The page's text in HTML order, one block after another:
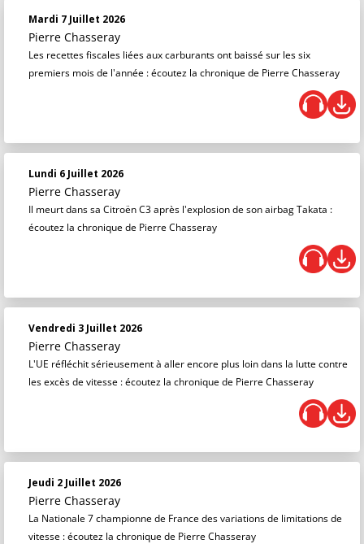
Mardi 7 Juillet 2026
Pierre Chasseray
Les recettes fiscales liées aux carburants ont baissé sur les six
premiers mois de l'année : écoutez la chronique de Pierre Chasseray
Lundi 6 Juillet 2026
Pierre Chasseray
Il meurt dans sa Citroën C3 après l'explosion de son airbag Takata :
écoutez la chronique de Pierre Chasseray
Vendredi 3 Juillet 2026
Pierre Chasseray
L'UE réfléchit sérieusement à aller encore plus loin dans la lutte contre
les excès de vitesse : écoutez la chronique de Pierre Chasseray
Jeudi 2 Juillet 2026
Pierre Chasseray
La Nationale 7 championne de France des variations de limitations de
vitesse : écoutez la chronique de Pierre Chasseray